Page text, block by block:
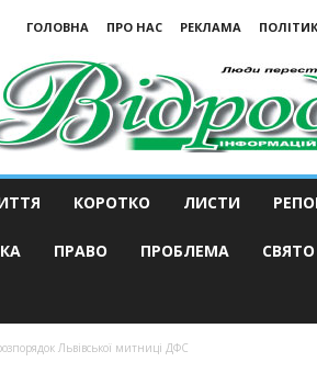
ГОЛОВНА ПРО НАС РЕКЛАМА
КОРОТКО ЛИСТИ
ПРАВО ПРОБЛЕМА СВЯТО
Львівської митниці ДФС